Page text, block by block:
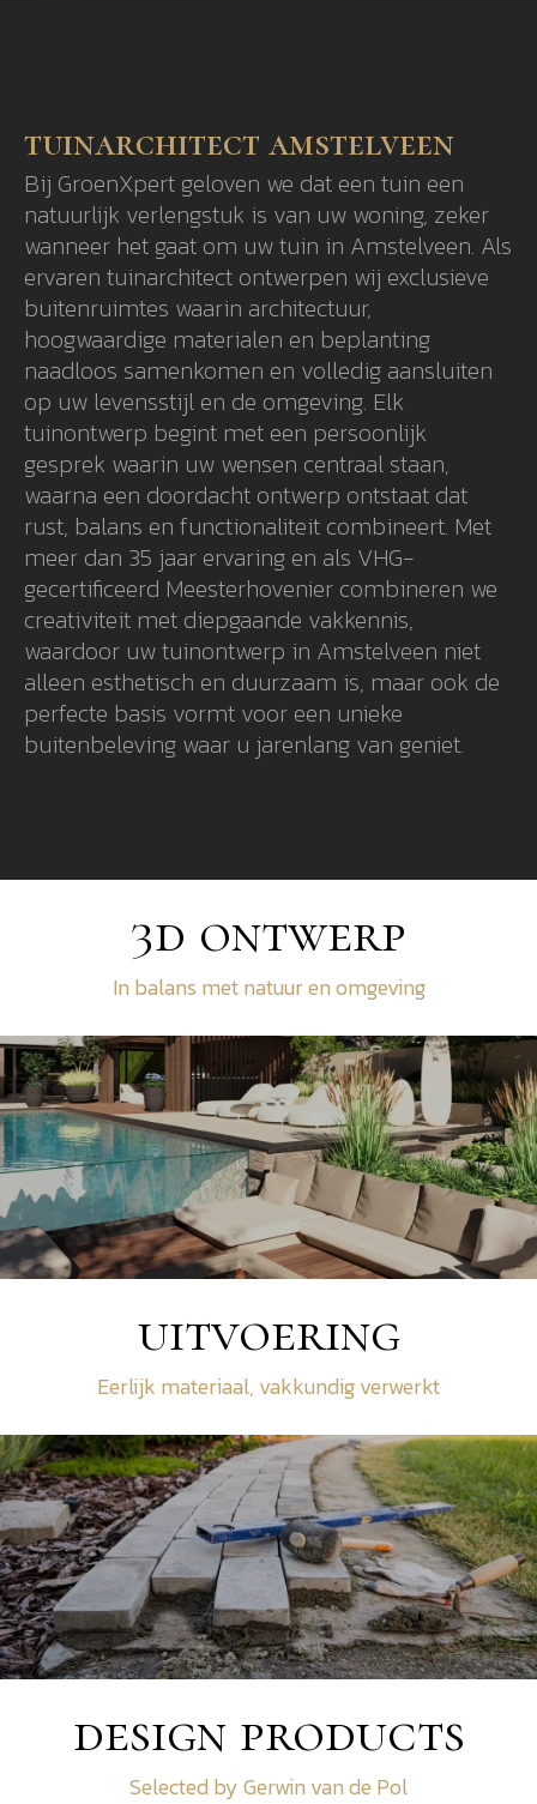
tuinarchitect amstelveen
Bij GroenXpert geloven we dat een tuin een
natuurlijk verlengstuk is van uw woning, zeker
wanneer het gaat om uw tuin in Amstelveen. Als
ervaren tuinarchitect ontwerpen wij exclusieve
buitenruimtes waarin architectuur,
hoogwaardige materialen en beplanting
naadloos samenkomen en volledig aansluiten
op uw levensstijl en de omgeving. Elk
tuinontwerp begint met een persoonlijk
gesprek waarin uw wensen centraal staan,
waarna een doordacht ontwerp ontstaat dat
rust, balans en functionaliteit combineert. Met
meer dan 35 jaar ervaring en als VHG-
gecertificeerd Meesterhovenier combineren we
creativiteit met diepgaande vakkennis,
waardoor uw tuinontwerp in Amstelveen niet
alleen esthetisch en duurzaam is, maar ook de
perfecte basis vormt voor een unieke
buitenbeleving waar u jarenlang van geniet.
3d ontwerp
In balans met natuur en omgeving
uitvoering
Eerlijk materiaal, vakkundig verwerkt
design products
Selected by Gerwin van de Pol